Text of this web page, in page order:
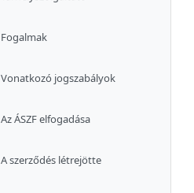
Fogalmak
Vonatkozó jogszabályok
Az ÁSZF elfogadása
A szerződés létrejötte